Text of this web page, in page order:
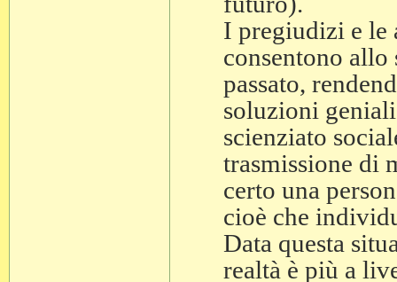
I pregiudizi e le
consentono
passato,
soluzioni
scienziato
trasmissione di
certo una
cioè che
Data questa
realtà è più a